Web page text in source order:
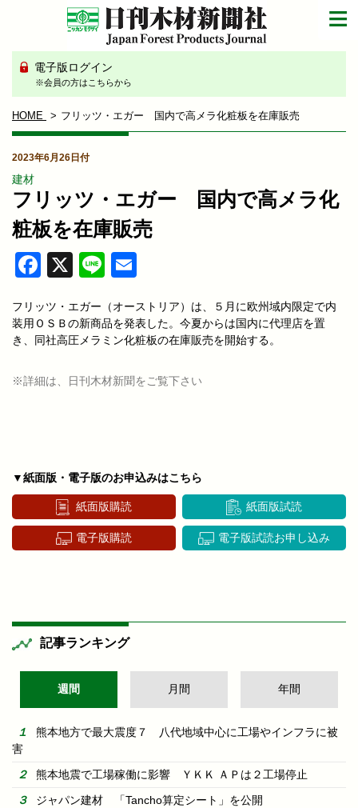
電子版ログイン
※会員の方はこちらから
HOME フリッツ・エガー 国内で高メラ化粧板を在庫販売
2023年6月26日付
建材
フリッツ・エガー 国内で高メラ化
粧板を在庫販売
Facebook
X Line
フリッツ・エガー（オーストリア）は、５月に欧州域内限定で内
装用ＯＳＢの新商品を発表した。今夏からは国内に代理店を置
き、同社高圧メラミン化粧板の在庫販売を開始する。
※詳細は、日刊木材新聞をご覧下さい
▼紙面版・電子版のお申込みはこちら
紙面版購読 紙面版試読
電子版購読 電子版試読お申し込み
記事ランキング
週間 月間 年間
熊本地方で最大震度７ 八代地域中心に工場やインフラに被
害
熊本地震で工場稼働に影響 ＹＫＫ ＡＰは２工場停止
ジャパン建材 「Tancho算定シート」を公開